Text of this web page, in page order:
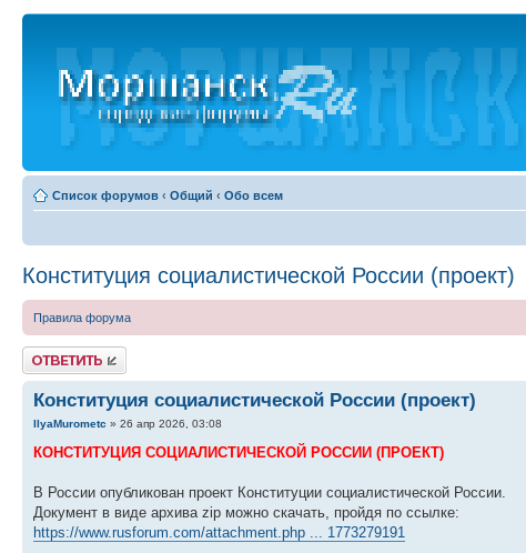
Список форумов ‹ Общий ‹ Обо всем
Конституция социалистической России (проект)
Правила форума
Ответить
Конституция социалистической России (проект)
IlyaMurometc » 26 апр 2026, 03:08
КОНСТИТУЦИЯ СОЦИАЛИСТИЧЕСКОЙ РОССИИ (ПРОЕКТ)
В России опубликован проект Конституции социалистической России.
Документ в виде архива zip можно скачать, пройдя по ссылке:
https://www.rusforum.com/attachment.php ... 1773279191